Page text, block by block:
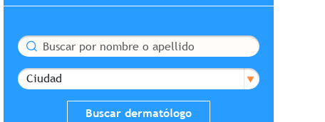
Buscar
Ciudad